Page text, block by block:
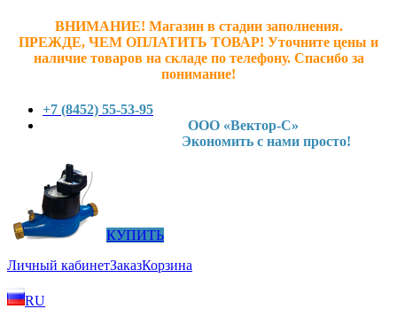
ВНИМАНИЕ! Магазин в стадии заполнения.
ПРЕЖДЕ, ЧЕМ ОПЛАТИТЬ ТОВАР! Уточните цены и
наличие товаров на складе по телефону. Спасибо за
понимание!
+7 (8452) 55-53-95
ООО «Вектор-С»
Экономить с нами просто!
КУПИТЬ
Личный кабинетЗаказКорзина
RU